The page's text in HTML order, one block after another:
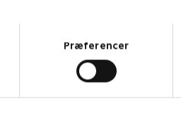
Præferencer
Star Wars: Visions
Serier • 1 sæsoner